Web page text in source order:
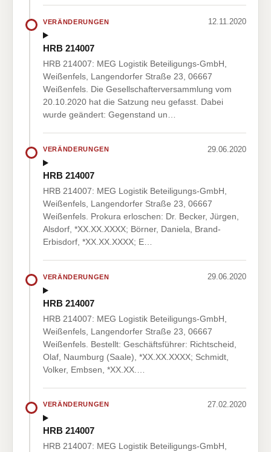
VERÄNDERUNGEN 12.11.2020
HRB 214007
HRB 214007: MEG Logistik Beteiligungs-GmbH,
Weißenfels, Langendorfer Straße 23, 06667
Weißenfels. Die Gesellschafterversammlung vom
20.10.2020 hat die Satzung neu gefasst. Dabei
wurde geändert: Gegenstand un…
VERÄNDERUNGEN 29.06.2020
HRB 214007
HRB 214007: MEG Logistik Beteiligungs-GmbH,
Weißenfels, Langendorfer Straße 23, 06667
Weißenfels. Prokura erloschen: Dr. Becker, Jürgen,
Alsdorf, *XX.XX.XXXX; Börner, Daniela, Brand-
Erbisdorf, *XX.XX.XXXX; E…
VERÄNDERUNGEN 29.06.2020
HRB 214007
HRB 214007: MEG Logistik Beteiligungs-GmbH,
Weißenfels, Langendorfer Straße 23, 06667
Weißenfels. Bestellt: Geschäftsführer: Richtscheid,
Olaf, Naumburg (Saale), *XX.XX.XXXX; Schmidt,
Volker, Embsen, *XX.XX.…
VERÄNDERUNGEN 27.02.2020
HRB 214007
HRB 214007: MEG Logistik Beteiligungs-GmbH,